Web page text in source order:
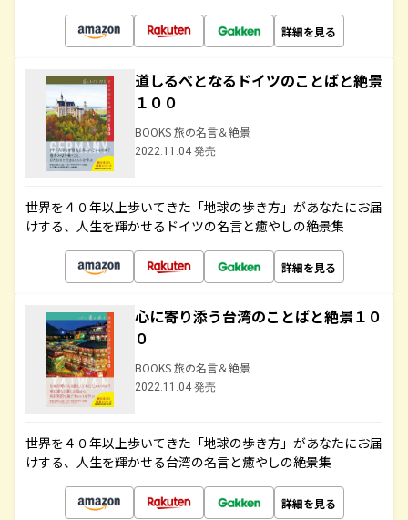
詳細を見る
道しるべとなるドイツのことばと絶景
１００
BOOKS 旅の名言＆絶景
2022.11.04 発売
世界を４０年以上歩いてきた「地球の歩き方」があなたにお届
けする、人生を輝かせるドイツの名言と癒やしの絶景集
詳細を見る
心に寄り添う台湾のことばと絶景１０
０
BOOKS 旅の名言＆絶景
2022.11.04 発売
世界を４０年以上歩いてきた「地球の歩き方」があなたにお届
けする、人生を輝かせる台湾の名言と癒やしの絶景集
詳細を見る